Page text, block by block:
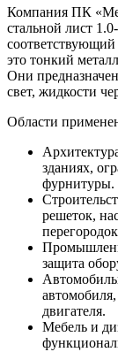
Компания ПК
стальной лист
это тонкий
Они
свет, жидкости
Области
зданиях,
фурнитуры.
решеток,
защита
двигателя.
Мебель и